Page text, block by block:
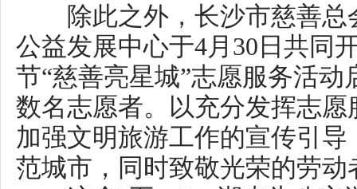
联系电话：0731-82217063 传真：
湘